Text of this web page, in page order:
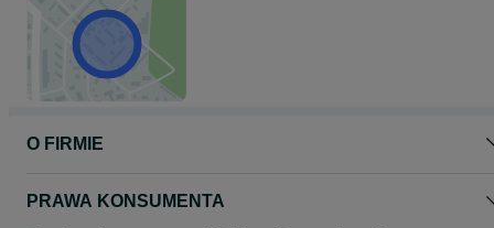
O FIRMIE
PRAWA KONSUMENTA